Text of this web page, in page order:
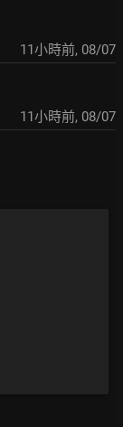
11小時前, 08/07
11小時前, 08/07